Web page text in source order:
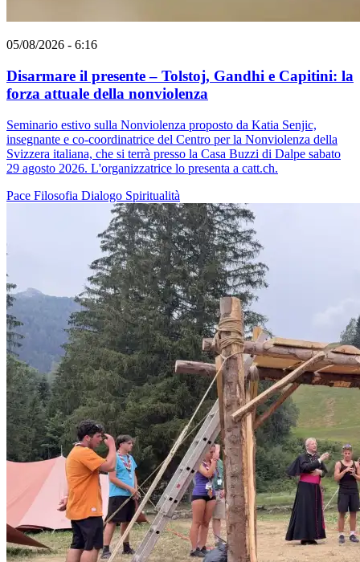
05/08/2026 - 6:16
Disarmare il presente – Tolstoj, Gandhi e Capitini: la
forza attuale della nonviolenza
Seminario estivo sulla Nonviolenza proposto da Katia Senjic,
insegnante e co-coordinatrice del Centro per la Nonviolenza della
Svizzera italiana, che si terrà presso la Casa Buzzi di Dalpe sabato
29 agosto 2026. L'organizzatrice lo presenta a catt.ch.
Pace Filosofia Dialogo Spiritualità